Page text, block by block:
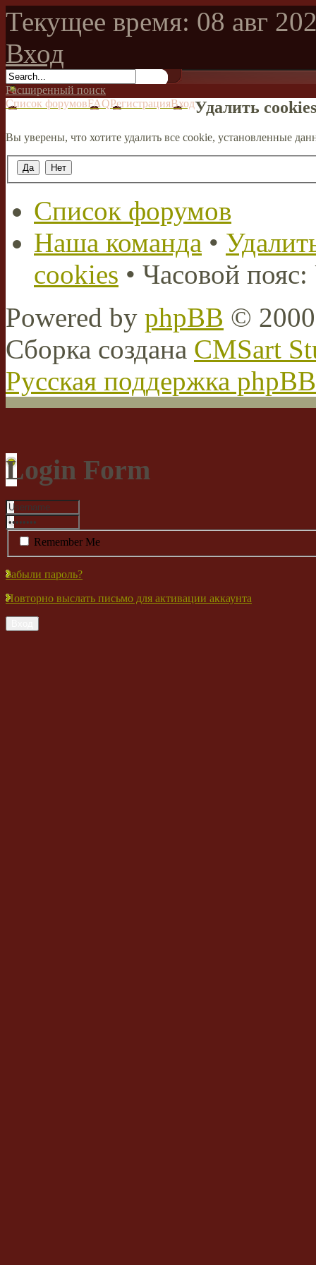
Текущее время: 08 авг
Вход
Расширенный поиск
Список форумовFAQРегистрацияВходУдалить
Вы уверены, что хотите удалить все cookie, установленные
Список форумов
Наша команда •
cookies • Часовой
Powered by phpBB ©
Сборка создана CMSart
Русская поддержка phpBB
Login Form
Remember Me
Забыли пароль?
Повторно выслать письмо для активации аккаунта